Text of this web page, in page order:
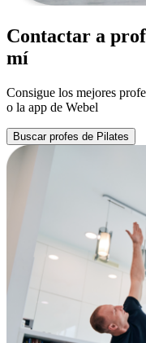
Contactar a
mí
Consigue los mejores
o la app de Webel
Buscar profes de Pilates